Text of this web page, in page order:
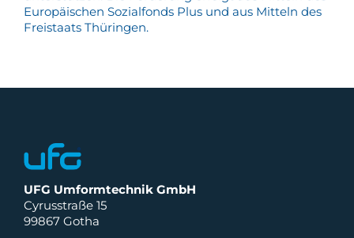
Europäischen Sozialfonds Plus und aus Mitteln des
Freistaats Thüringen.
UFG Umformtechnik GmbH
Cyrusstraße 15
99867 Gotha